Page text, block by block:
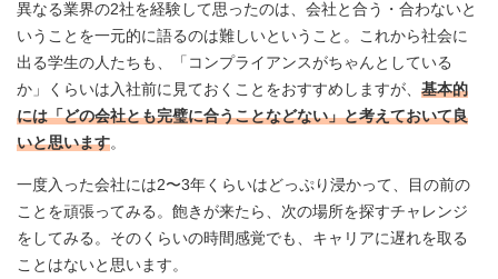
異なる業界の2社を経験して思ったのは、会社と合う・合わないと
いうことを一元的に語るのは難しいということ。これから社会に
出る学生の人たちも、「コンプライアンスがちゃんとしている
か」くらいは入社前に見ておくことをおすすめしますが、 基本的
には「どの会社とも完璧に合うことなどない」と考えておいて良
いと思います。
一度入った会社には2〜3年くらいはどっぷり浸かって、目の前の
ことを頑張ってみる。飽きが来たら、次の場所を探すチャレンジ
をしてみる。そのくらいの時間感覚でも、キャリアに遅れを取る
ことはないと思います。